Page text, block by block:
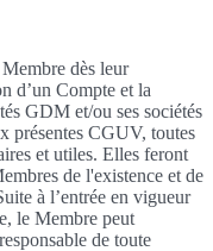
dès leur
d’un Compte et la
GDM et/ou ses sociétés
présentes CGUV, toutes
et utiles. Elles feront
de l'existence et de
à l’entrée en vigueur
le Membre peut
de toute